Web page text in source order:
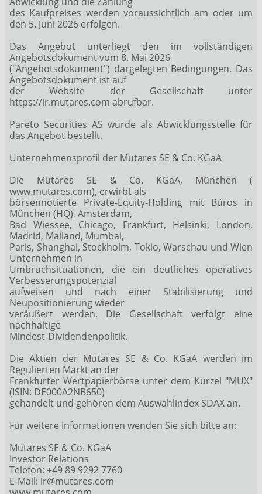
des Kaufpreises werden voraussichtlich am oder um
den 5. Juni 2026 erfolgen.
Das Angebot unterliegt den im vollständigen
Angebotsdokument vom 8. Mai 2026
("Angebotsdokument") dargelegten Bedingungen. Das
Angebotsdokument ist auf
der Website der Gesellschaft unter
https://ir.mutares.com abrufbar.
Pareto Securities AS wurde als Abwicklungsstelle für
das Angebot bestellt.
Unternehmensprofil der Mutares SE & Co. KGaA
Die Mutares SE & Co. KGaA, München (
www.mutares.com), erwirbt als
börsennotierte Private-Equity-Holding mit Büros in
München (HQ), Amsterdam,
Bad Wiessee, Chicago, Frankfurt, Helsinki, London,
Madrid, Mailand, Mumbai,
Paris, Shanghai, Stockholm, Tokio, Warschau und Wien
Unternehmen in
Umbruchsituationen, die ein deutliches operatives
Verbesserungspotenzial
aufweisen und nach einer Stabilisierung und
Neupositionierung wieder
veräußert werden. Die Gesellschaft verfolgt eine
nachhaltige
Mindest-Dividendenpolitik.
Die Aktien der Mutares SE & Co. KGaA werden im
Regulierten Markt an der
Frankfurter Wertpapierbörse unter dem Kürzel "MUX"
(ISIN: DE000A2NB650)
gehandelt und gehören dem Auswahlindex SDAX an.
Für weitere Informationen wenden Sie sich bitte an:
Mutares SE & Co. KGaA
Investor Relations
Telefon: +49 89 9292 7760
E-Mail: ir@mutares.com